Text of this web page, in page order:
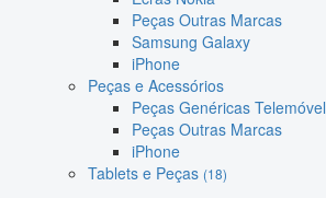
Peças Outras Marcas
Samsung Galaxy
iPhone
Peças e Acessórios
Peças Genéricas Telemóvel
Peças Outras Marcas
iPhone
Tablets e Peças (18)